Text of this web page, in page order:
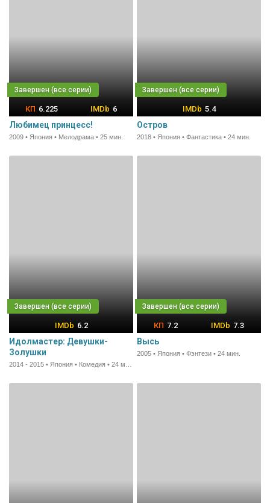
6.225 6
Любимец принцесс!
2009 • Япония • Мелодрама • 25 мин.
5.4
Остров
2018 • Япония • Фантастика • 24 мин.
6.2
Идолмастер: Девушки-
Золушки
7.2 7.3
Высь
2005 • Япония • Фэнтези • 24 мин.